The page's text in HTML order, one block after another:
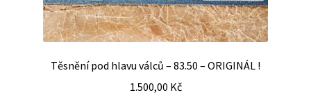
Těsnění pod hlavu válců – 83.50 – ORIGINÁL !
1.500,00 Kč